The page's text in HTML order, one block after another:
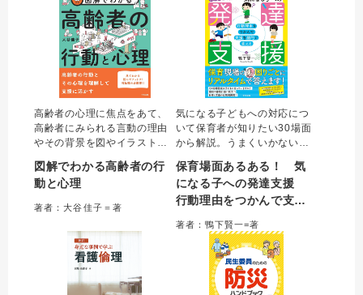
護・看護学生にもお勧め。
るプログラムを提案。
高齢者の心理に焦点をあて、
高齢者にみられる言動の理由
やその背景を図やイラストを
そのものの理解だけでなく、
心理という内面の部分が見え
ジャーなどの専門職が高齢者
本人を理解したかかわりがで
きるようになる一冊。
図解でわかる高齢者の行
動と心理
著者：大谷佳子＝著
気になる子どもへの対応につ
いて保育者が知りたい30場面
から解説。うまくいかない原
景への理解不足からくる間違
った目標設定にある。本書で
は、目標設定を見直して、そ
詳細解説。個別支援計画で使
える記載例も掲載する。
保育場面あるある！ 気
になる子への発達支援
行動理由をつかんで支援
著者：鴨下賢一=著